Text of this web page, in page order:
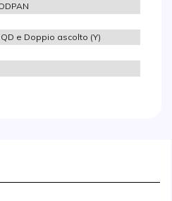
e Doppio ascolto (Y)